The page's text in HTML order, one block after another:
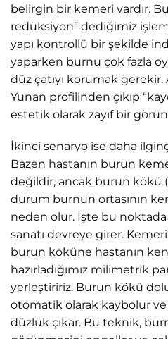
belirgin bir kemeri vardır.
redüksiyon” dediğimiz
yapı kontrollü bir şekilde
yaparken burnu çok fazla
düz çatıyı korumak gerekir.
Yunan profilinden çıkıp
estetik olarak zayıf bir
İkinci senaryo ise daha
Bazen hastanın burun
değildir, ancak burun kökü
durum burnun ortasının
neden olur. İşte bu
sanatı devreye girer.
burun köküne hastanın
hazırladığımız milimetrik
yerleştiririz. Burun kökü
otomatik olarak kaybolur
düzlük çıkar. Bu teknik,